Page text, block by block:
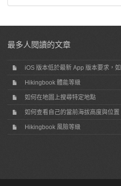
最多人閱讀的文章
iOS 版本低於最新 App 版本要求，
Hikingbook 體能等級
如何在地圖上搜尋特定地點
如何查看自己的當前海拔高度與位置
Hikingbook 風險等級